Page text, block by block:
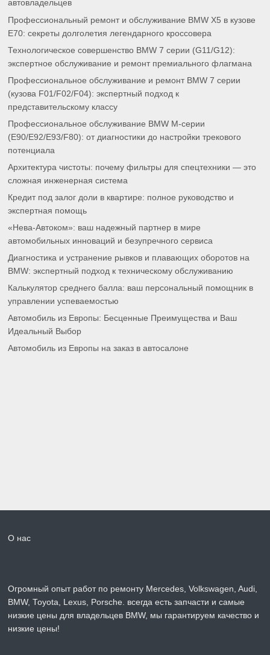
автовладельцев
Профессиональный ремонт и обслуживание BMW X5 в кузове
E70: секреты долголетия легендарного кроссовера
Технологическое совершенство BMW 7 серии (G11/G12):
экспертное обслуживание и ремонт премиального флагмана
Профессиональное обслуживание и ремонт BMW 7 серии
(кузова F01/F02/F04): экспертный подход к
представительскому классу
Профессиональное обслуживание BMW M-серии
(E90/E92/E93/F80): от диагностики до настройки трекового
потенциала
Архитектура чистоты: почему фильтры для спецтехники — это
сложная инженерная система
Кредит под залог доли в квартире: полное руководство и
экспертная помощь
«Нева-Автоком»: ваш надежный партнер в мире
автомобильных инноваций и безупречного сервиса
Диагностика и устранение рывков и плавающих оборотов на
BMW: экспертный подход к техническому обслуживанию
Калькулятор среднего балла: ваш персональный помощник в
управлении успеваемостью
Автомобиль из Европы: Бесценные Преимущества и Ваш
Идеальный Выбор
Автомобиль из Европы на заказ в автосалоне
О нас
Огромный опыт работ по ремонту Mercedes, Volkswagen, Audi,
BMW, Toyota, Lexus, Porsche. всегда есть запчасти и самые
низкие цены для владельцев BMW, мы гарантируем качество и
низкие цены!